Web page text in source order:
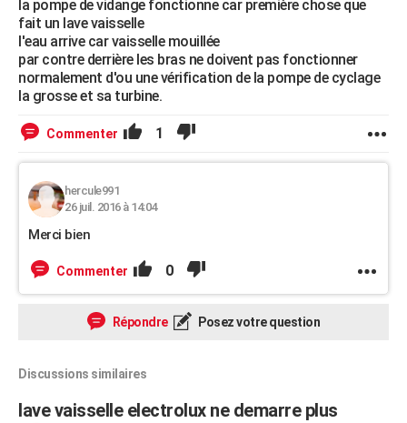
la pompe de vidange fonctionne car première chose que
fait un lave vaisselle
l'eau arrive car vaisselle mouillée
par contre derrière les bras ne doivent pas fonctionner
normalement d'ou une vérification de la pompe de cyclage
la grosse et sa turbine.
Commenter 1
hercule991
26 juil. 2016 à 14:04
Merci bien
Commenter 0
Répondre Posez votre question
Discussions similaires
lave vaisselle electrolux ne demarre plus